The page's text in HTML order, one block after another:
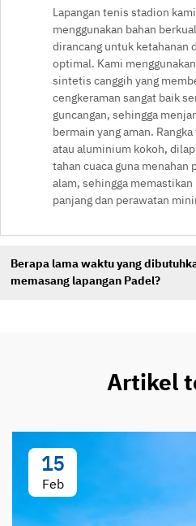
Lapangan tenis stadion
menggunakan bahan
dirancang untuk ketahanan
optimal. Kami
sintetis canggih yang
cengkeraman sangat baik
guncangan, sehingga
bermain yang aman.
atau aluminium kokoh,
tahan cuaca guna menahan
alam, sehingga memastikan
panjang dan perawatan
Berapa lama waktu yang
memasang lapangan Padel?
Artikel
15
Feb